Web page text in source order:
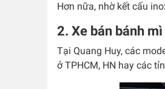
Hơn nữa, nhờ kết cấu
2. Xe bán bánh
Tại Quang Huy, các
ở TPHCM, HN hay các